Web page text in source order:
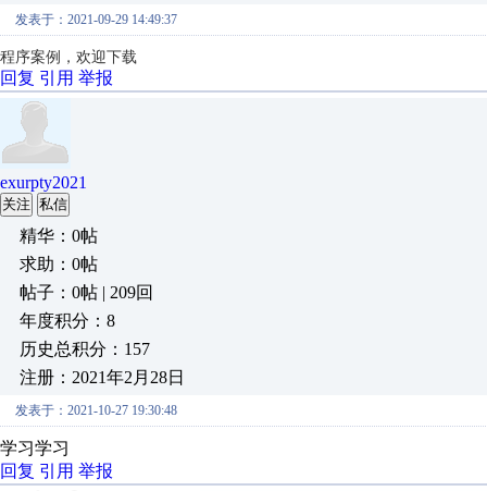
发表于：2021-09-29 14:49:37
程序案例 ，欢迎下载
回复 引用 举报
exurpty2021
关注 私信
精华：0帖
求助：0帖
帖子：0帖 | 209回
年度积分：8
历史总积分：157
注册：2021年2月28日
发表于：2021-10-27 19:30:48
学习学习
回复 引用 举报